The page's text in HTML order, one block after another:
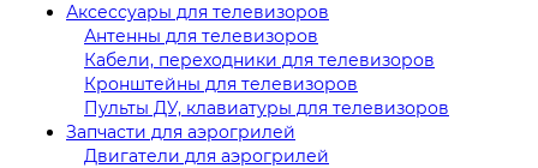
Аксессуары для телевизоров
Антенны для телевизоров
Кабели, переходники для телевизоров
Кронштейны для телевизоров
Пульты ДУ, клавиатуры для телевизоров
Запчасти для аэрогрилей
Двигатели для аэрогрилей